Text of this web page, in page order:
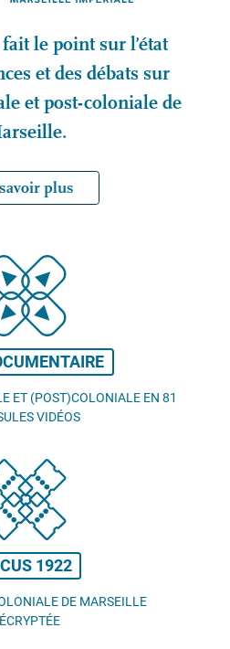
le point sur l’état
et des débats sur
et post-coloniale de
plus
ET (POST)COLONIALE EN 81
VIDÉOS
1922
DE MARSEILLE